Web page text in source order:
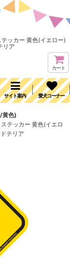
ッカー 黄色(イエロー)
リア
カート
サイト案内 愛犬コーナー
黄色)
テッカー 黄色(イエロ
テリア